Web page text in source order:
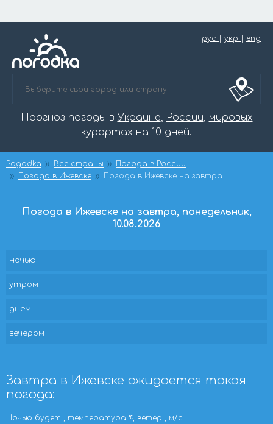
рус укр eng
Прогноз погоды в Украине, России, мировых
курортах на 10 дней.
Pogodka Все страны
Погода в России
Погода в Ижевске
Погода в Ижевске на завтра
Погода в Ижевске на завтра, понедельник,
10.08.2026
ночью
утром
днем
вечером
Завтра в Ижевске ожидается такая
погода:
Ночью будет , температура
, ветер , м/с.